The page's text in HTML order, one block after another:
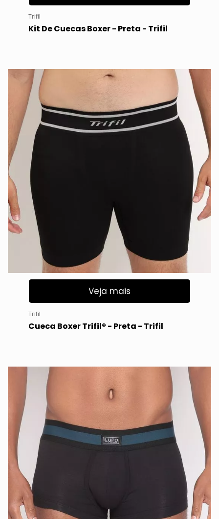
Trifil
Kit De Cuecas Boxer - Preta - Trifil
Veja mais
Trifil
Cueca Boxer Trifil® - Preta - Trifil